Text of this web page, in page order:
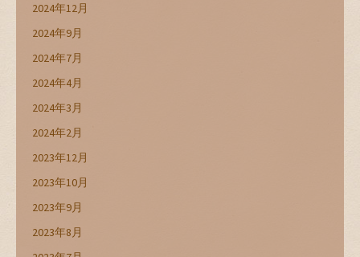
2024年12月
2024年9月
2024年7月
2024年4月
2024年3月
2024年2月
2023年12月
2023年10月
2023年9月
2023年8月